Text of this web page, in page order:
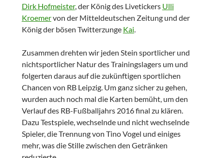
Dirk Hofmeister, der König des Livetickers Ulli
Kroemervon der Mitteldeutschen Zeitung und der
König der bösen Twitterzunge Kai.
Zusammen drehten wir jeden Stein sportlicher und
nichtsportlicher Natur des Trainingslagers um und
folgerten daraus auf die zukünftigen sportlichen
Chancen von RB Leipzig. Um ganz sicher zu gehen,
wurden auch noch mal die Karten bemüht, um den
Verlauf des RB-Fußballjahrs 2016 final zu klären.
Dazu Testspiele, wechselnde und nicht wechselnde
Spieler, die Trennung von Tino Vogel und einiges
mehr, was die Stille zwischen den Getränken